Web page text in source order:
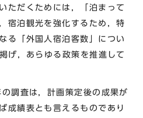
ただくためには，「泊まって
宿泊観光を強化するため，特
る「外国人宿泊客数」につい
げ，あらゆる政策を推進して
調査は，計画策定後の成果が
成績表とも言えるものであり